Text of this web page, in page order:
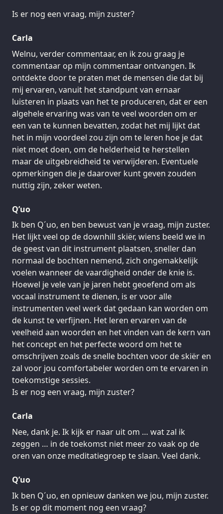
Is er nog een vraag, mijn zuster?
Carla
Welnu, verder commentaar, en ik zou graag je
commentaar op mijn commentaar ontvangen. Ik
ontdekte door te praten met de mensen die dat bij
mij ervaren, vanuit het standpunt van ernaar
luisteren in plaats van het te produceren, dat er een
algehele ervaring was van te veel woorden om er
een van te kunnen bevatten, zodat het mij lijkt dat
het in mijn voordeel zou zijn om te leren hoe je dat
niet moet doen, om de helderheid te herstellen
maar de uitgebreidheid te verwijderen. Eventuele
opmerkingen die je daarover kunt geven zouden
nuttig zijn, zeker weten.
Q’uo
Ik ben Q´uo, en ben bewust van je vraag, mijn zuster.
Het lijkt veel op de downhill skiër, wiens beeld we in
de geest van dit instrument plaatsen, sneller dan
normaal de bochten nemend, zich ongemakkelijk
voelen wanneer de vaardigheid onder de knie is.
Hoewel je vele van je jaren hebt geoefend om als
vocaal instrument te dienen, is er voor alle
instrumenten veel werk dat gedaan kan worden om
de kunst te verfijnen. Het leren ervaren van de
veelheid aan woorden en het vinden van de kern van
het concept en het perfecte woord om het te
omschrijven zoals de snelle bochten voor de skiër en
zal voor jou comfortabeler worden om te ervaren in
toekomstige sessies.
Is er nog een vraag, mijn zuster?
Carla
Nee, dank je. Ik kijk er naar uit om … wat zal ik
zeggen … in de toekomst niet meer zo vaak op de
oren van onze meditatiegroep te slaan. Veel dank.
Q’uo
Ik ben Q´uo, en opnieuw danken we jou, mijn zuster.
Is er op dit moment nog een vraag?